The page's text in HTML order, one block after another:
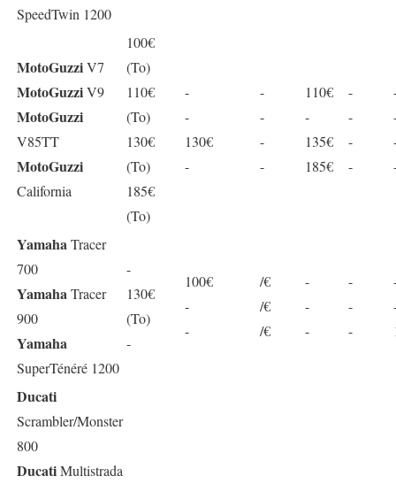
SpeedTwin 1200
MotoGuzziV7
MotoGuzziV9
MotoGuzzi
V85TT
MotoGuzzi
California
100€
(To)
110€
(To)
130€
(To)
185€
(To)
-
-
130€
-
-
-
-
-
110€
-
135€
185€
-
-
-
-
YamahaTracer
700
YamahaTracer
900
Yamaha
SuperTénéré 1200
-
130€
(To)
-
100€
-
-
/€
/€
/€
-
-
-
-
-
-
Ducati
Scrambler/Monster
800
DucatiMultistrada